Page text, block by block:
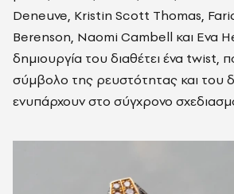
Deneuve, Kristin Scott Thomas,
Berenson, Naomi Cambell και Eva
δημιουργία του διαθέτει ένα twist,
σύμβολο της ρευστότητας και του
ενυπάρχουν στο σύγχρονο